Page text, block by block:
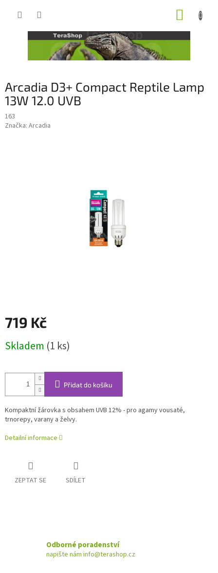
Arcadia D3+ Compact Reptile Lamp
13W 12.0 UVB
163
Značka: Arcadia
719 Kč
cena:
Skladem (1 ks)
Přidat do košíku
Kompaktní žárovka s obsahem UVB 12% - pro agamy vousaté,
trnorepy, varany a želvy.
Detailní informace
ZEPTAT SE SDÍLET
Odborné poradenství
napište nám info@terashop.cz